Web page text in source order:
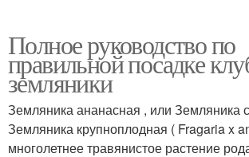
Полное руководство по
правильной посадке
земляники
Земляника ананасная , или Земляника
Земляника крупноплодная ( Fragaria x
многолетнее травянистое растение